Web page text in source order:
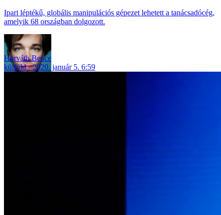
Ipari léptékű, globális manipulációs gépezet lehetett a tanácsadócég,
amelyik 68 országban dolgozott.
Horváth Bence
külföld
2020. január 5. 6:59